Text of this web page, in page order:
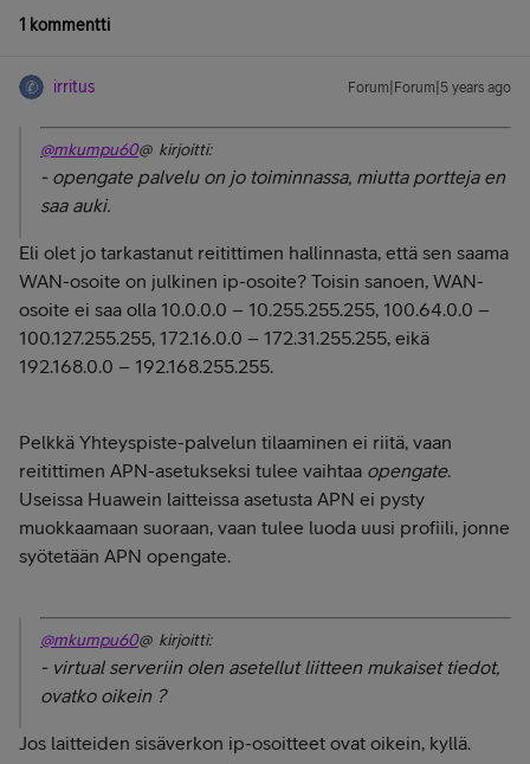
1 kommentti
irritus Forum|Forum|5 years ago
@mkumpu60@ kirjoitti:
- opengate palvelu on jo toiminnassa, miutta portteja en
saa auki.
Eli olet jo tarkastanut reitittimen hallinnasta, että sen saama
WAN-osoite on julkinen ip-osoite? Toisin sanoen, WAN-
osoite ei saa olla 10.0.0.0 – 10.255.255.255, 100.64.0.0 –
100.127.255.255, 172.16.0.0 – 172.31.255.255, eikä
192.168.0.0 – 192.168.255.255.
Pelkkä Yhteyspiste-palvelun tilaaminen ei riitä, vaan
reitittimen APN-asetukseksi tulee vaihtaa opengate.
Useissa Huawein laitteissa asetusta APN ei pysty
muokkaamaan suoraan, vaan tulee luoda uusi profiili, jonne
syötetään APN opengate.
@mkumpu60@ kirjoitti:
- virtual serveriin olen asetellut liitteen mukaiset tiedot,
ovatko oikein ?
Jos laitteiden sisäverkon ip-osoitteet ovat oikein, kyllä.